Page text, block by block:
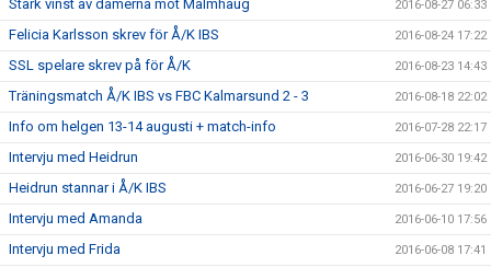
Stark vinst av damerna mot Malmhaug 2016-08-27 06:33
Felicia Karlsson skrev för Å/K IBS 2016-08-24 17:22
SSL spelare skrev på för Å/K 2016-08-23 14:43
Träningsmatch Å/K IBS vs FBC Kalmarsund 2 - 3 2016-08-18 22:02
Info om helgen 13-14 augusti + match-info 2016-07-28 22:17
Intervju med Heidrun 2016-06-30 19:42
Heidrun stannar i Å/K IBS 2016-06-27 19:20
Intervju med Amanda 2016-06-10 17:56
Intervju med Frida 2016-06-08 17:41